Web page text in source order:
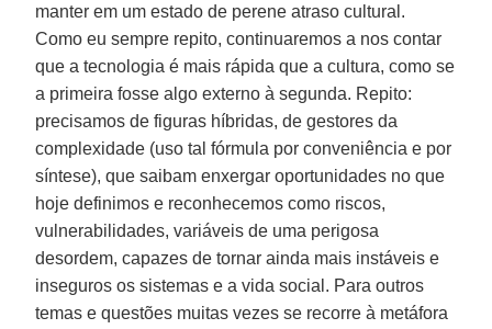
manter em um estado de perene atraso cultural.
Como eu sempre repito, continuaremos a nos contar
que a tecnologia é mais rápida que a cultura, como se
a primeira fosse algo externo à segunda. Repito:
precisamos de figuras híbridas, de gestores da
complexidade (uso tal fórmula por conveniência e por
síntese), que saibam enxergar oportunidades no que
hoje definimos e reconhecemos como riscos,
vulnerabilidades, variáveis de uma perigosa
desordem, capazes de tornar ainda mais instáveis e
inseguros os sistemas e a vida social. Para outros
temas e questões muitas vezes se recorre à metáfora